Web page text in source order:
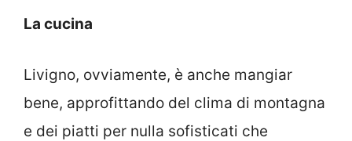
La cucina
Livigno, ovviamente, è anche mangiar
bene, approfittando del clima di montagna
e dei piatti per nulla sofisticati che